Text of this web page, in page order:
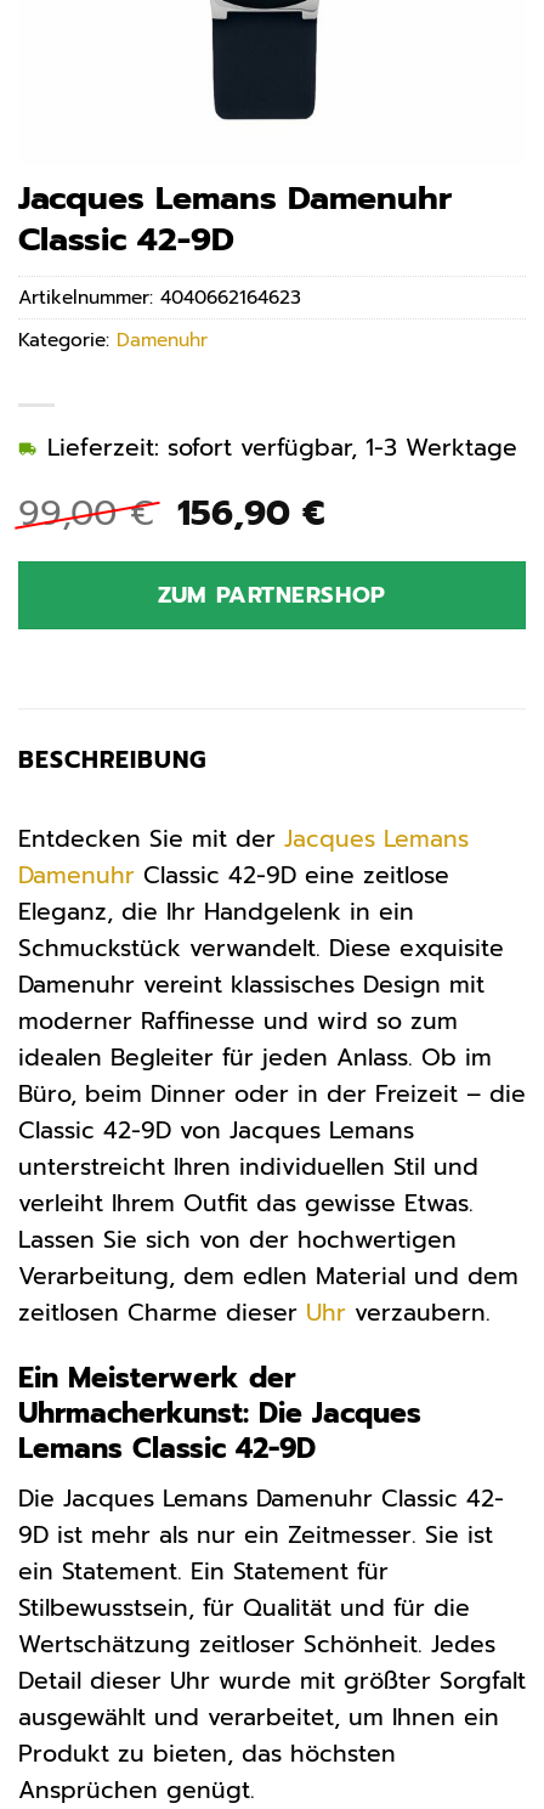
Jacques Lemans Damenuhr
Classic 42-9D
99,00€ Ursprünglicher
Preis
war:
99,00 €
156,90 €Aktueller
ist:
156,90 €.
Lieferzeit: sofort verfügbar, 1-3 Werktage
ZUM PARTNERSHOP
Artikelnummer: 4040662164623
Kategorie: Damenuhr
BESCHREIBUNG
Entdecken Sie mit der Jacques Lemans
Damenuhr Classic 42-9D eine zeitlose
Eleganz, die Ihr Handgelenk in ein
Schmuckstück verwandelt. Diese exquisite
Damenuhr vereint klassisches Design mit
moderner Raffinesse und wird so zum
idealen Begleiter für jeden Anlass. Ob im
Büro, beim Dinner oder in der Freizeit – die
Classic 42-9D von Jacques Lemans
unterstreicht Ihren individuellen Stil und
verleiht Ihrem Outfit das gewisse Etwas.
Lassen Sie sich von der hochwertigen
Verarbeitung, dem edlen Material und dem
zeitlosen Charme dieser Uhr verzaubern.
Ein Meisterwerk der
Uhrmacherkunst: Die Jacques
Lemans Classic 42-9D
Die Jacques Lemans Damenuhr Classic 42-
9D ist mehr als nur ein Zeitmesser. Sie ist
ein Statement. Ein Statement für
Stilbewusstsein, für Qualität und für die
Wertschätzung zeitloser Schönheit. Jedes
Detail dieser Uhr wurde mit größter Sorgfalt
ausgewählt und verarbeitet, um Ihnen ein
Produkt zu bieten, das höchsten
Ansprüchen genügt.